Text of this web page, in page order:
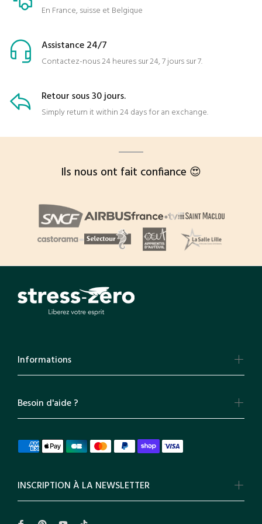
En France, suisse et Belgique
Assistance 24/7
Contactez-nous 24 heures sur 24, 7 jours sur 7.
Retour sous 30 jours.
Simply return it within 24 days for an exchange.
Ils nous ont fait confiance 😍
Informations
Besoin d'aide ?
INSCRIPTION À LA NEWSLETTER